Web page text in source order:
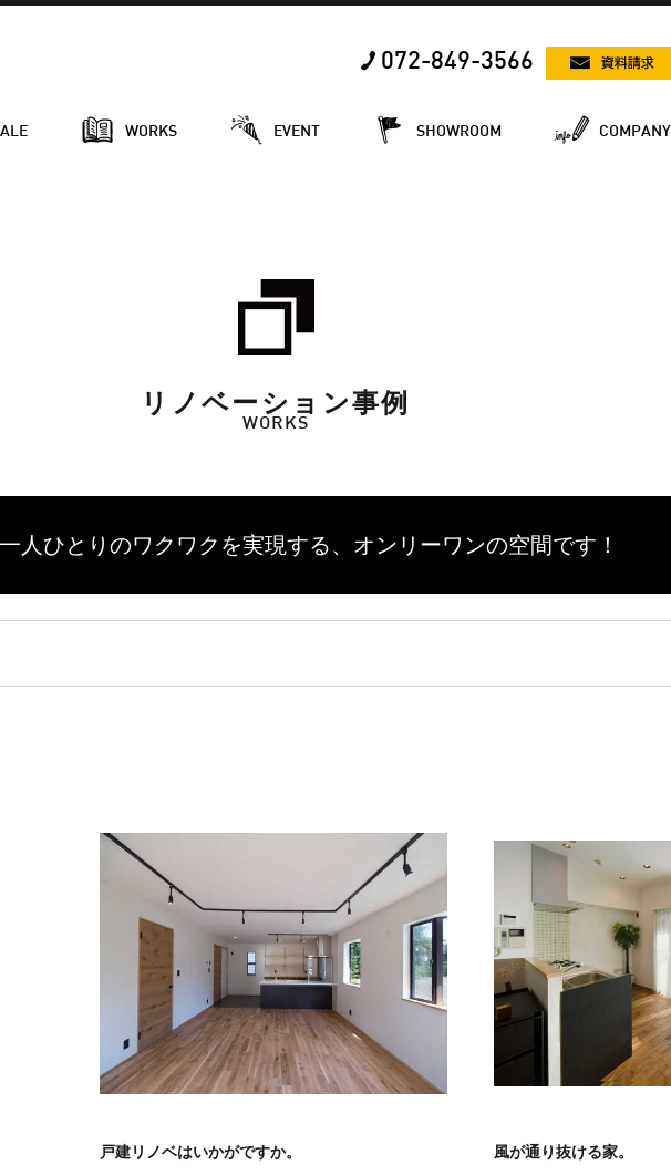
072-849-3566
WORKS EVENT SHOWROOM COMPANY
リノベーション事例
WORKS
人ひとりのワクワクを実現する、 オンリーワンの空間です！
戸建リノベはいかがですか。 風が通り抜ける家。